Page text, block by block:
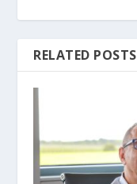
RELATED POSTS